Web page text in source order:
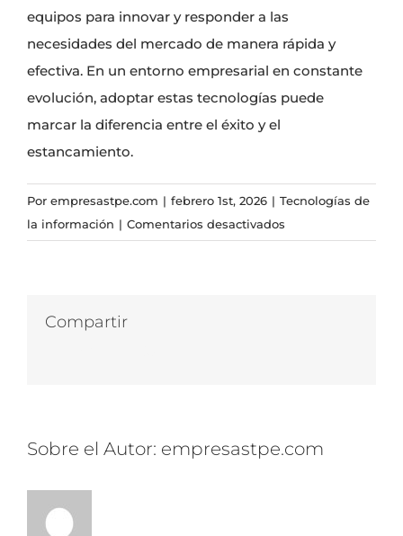
equipos para innovar y responder a las
necesidades del mercado de manera rápida y
efectiva. En un entorno empresarial en constante
evolución, adoptar estas tecnologías puede
marcar la diferencia entre el éxito y el
estancamiento.
Por empresastpe.com | febrero 1st, 2026 | Tecnologías de
la información | Comentarios desactivados
Compartir
Sobre el Autor: empresastpe.com